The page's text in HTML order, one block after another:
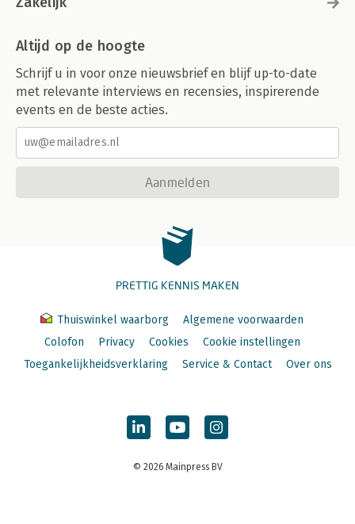
Altijd op de hoogte
Schrijf u in voor onze nieuwsbrief en blijf up-to-date
met relevante interviews en recensies, inspirerende
events en de beste acties.
Aanmelden
PRETTIG KENNIS MAKEN
Thuiswinkel waarborg
Algemene voorwaarden
Colofon
Privacy Cookies
Cookie instellingen
Toegankelijkheidsverklaring
Service & Contact Over ons
© 2026 Mainpress BV